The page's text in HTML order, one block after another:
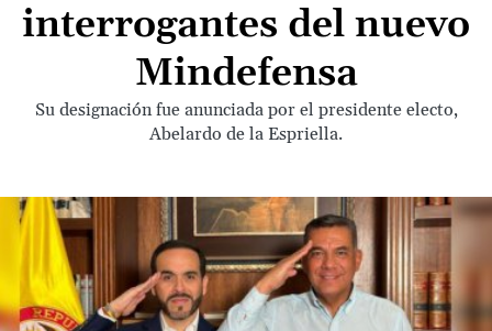
interrogantes del nuevo
Mindefensa
Su designación fue anunciada por el presidente electo,
Abelardo de la Espriella.